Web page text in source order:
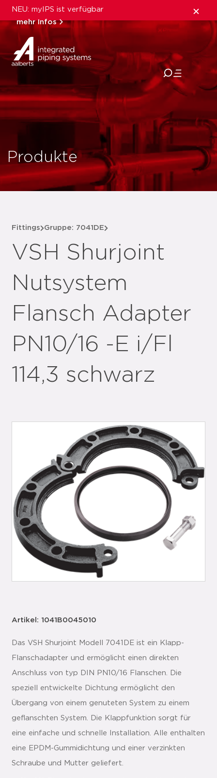
NEU: myIPS ist verfügbar
mehr Infos
schließen
Produkte
Fittings Gruppe: 7041DE
VSH Shurjoint
Nutsystem
Flansch Adapter
PN10/16 -E i/Fl
114,3 schwarz
Artikel: 1041B0045010
Das VSH Shurjoint Modell 7041DE ist ein Klapp-
Flanschadapter und ermöglicht einen direkten
Anschluss von typ DIN PN10/16 Flanschen. Die
speziell entwickelte Dichtung ermöglicht den
Übergang von einem genuteten System zu einem
geflanschten System. Die Klappfunktion sorgt für
eine einfache und schnelle Installation. Alle enthalten
eine EPDM-Gummidichtung und einer verzinkten
Schraube und Mutter geliefert.